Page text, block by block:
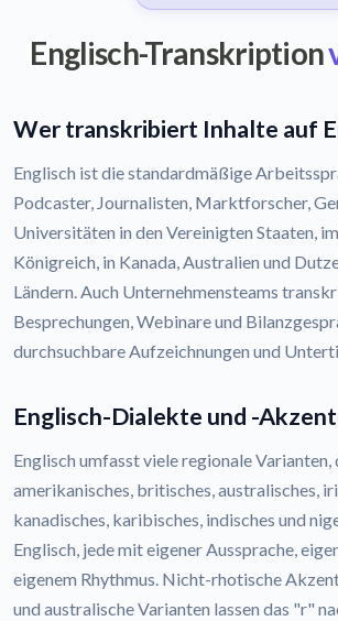
Englisch-Transkription
Wer transkribiert Inhalte auf
Englisch ist die standardmäßige
Podcaster, Journalisten, Marktforscher,
Universitäten in den Vereinigten Staaten,
Königreich, in Kanada, Australien und
Ländern. Auch Unternehmensteams
Besprechungen, Webinare und
durchsuchbare Aufzeichnungen und
Englisch-Dialekte und -
Englisch umfasst viele regionale Varianten,
amerikanisches, britisches, australisches,
kanadisches, karibisches, indisches und
Englisch, jede mit eigener Aussprache,
eigenem Rhythmus. Nicht-rhotische
und australische Varianten lassen das "r"